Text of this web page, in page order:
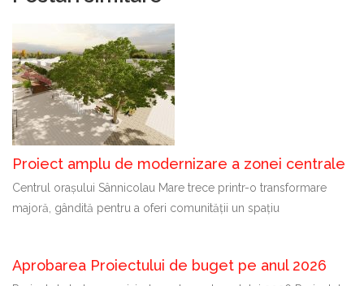
Proiect amplu de modernizare a zonei centrale
Centrul orașului Sânnicolau Mare trece printr-o transformare
majoră, gândită pentru a oferi comunității un spațiu
Aprobarea Proiectului de buget pe anul 2026